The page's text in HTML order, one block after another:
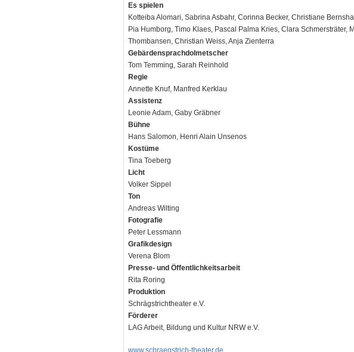
Es spielen
Kotteiba Alomari, Sabrina Asbahr, Corinna Becker, Christiane
Pia Humborg, Timo Klaes, Pascal Palma Kries, Clara Schmersträter,
Thombansen, Christian Weiss, Anja Zienterra
Gebärdensprachdolmetscher
Tom Temming, Sarah Reinhold
Regie
Annette Knuf, Manfred Kerklau
Assistenz
Leonie Adam, Gaby Gräbner
Bühne
Hans Salomon, Henri Alain Unsenos
Kostüme
Tina Toeberg
Licht
Volker Sippel
Ton
Andreas Wilting
Fotografie
Peter Lessmann
Grafikdesign
Verena Blom
Presse- und Öffentlichkeitsarbeit
Rita Roring
Produktion
Schrägstrichtheater e.V.
Förderer
LAG Arbeit, Bildung und Kultur NRW e.V.
www.schraegstrich-theater.de